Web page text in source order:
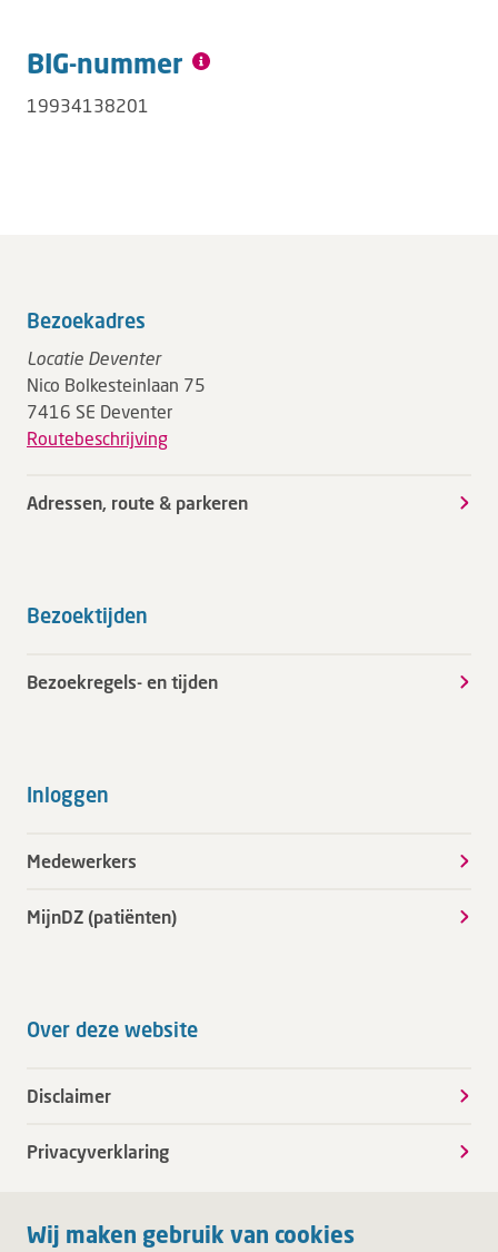
Wij maken gebruik van cookies
BIG-nummer
19934138201
Bezoekadres
Locatie Deventer
Nico Bolkesteinlaan 75
7416 SE Deventer
Routebeschrijving
Adressen, route & parkeren
Bezoektijden
Bezoekregels- en tijden
Inloggen
Medewerkers
MijnDZ (patiënten)
Over deze website
Disclaimer
Privacyverklaring